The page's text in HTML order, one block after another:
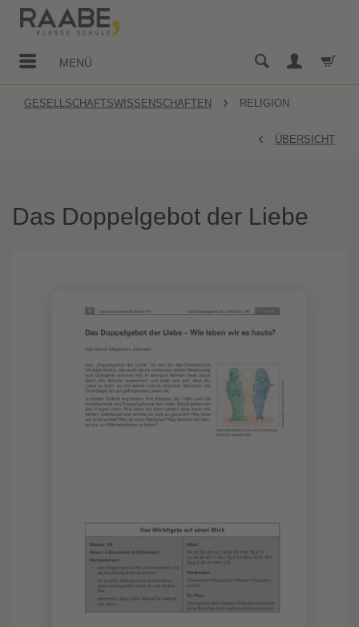
MENÜ
GESELLSCHAFTSWISSENSCHAFTEN RELIGION
ÜBERSICHT
Das Doppelgebot der Liebe